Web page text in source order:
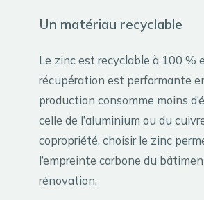
Un matériau recyclable
Le zinc est recyclable à 100 %
récupération est performante
production consomme moins
celle de l’aluminium ou du
copropriété, choisir le zinc
l’empreinte carbone du
rénovation.